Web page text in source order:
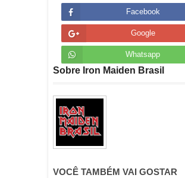
Facebook
Google
Whatsapp
Sobre Iron Maiden Brasil
VOCÊ TAMBÉM VAI GOSTAR